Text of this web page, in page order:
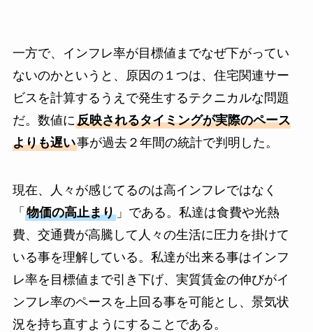
一方で、インフレ率が目標値までなぜ下がってい
ないのかというと、原因の１つは、住宅関連サー
ビスを計算するうえで発生するテクニカルな問題
だ。数値に反映されるタイミングが実際のペース
よりも遅い事が過去２年間の統計で判明した。
現在、人々が感じてるのは高インフレではなく
「 物価の高止まり」である。私達は食費や光熱
費、交通費が高騰して人々の生活に圧力を掛けて
いる事を理解している。私達が出来る事はインフ
レ率を目標値まで引き下げ、実質賃金の伸びがイ
ンフレ率のペースを上回る事を可能とし、景気状
況を持ち直すようにすることである。